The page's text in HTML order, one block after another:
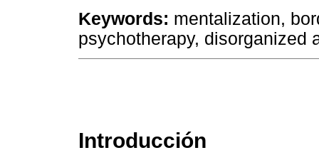
Keywords: mentalization,
psychotherapy, disorganized
Introducción